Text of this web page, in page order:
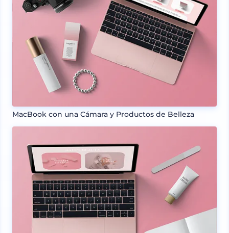
MacBook con una Cámara y Productos de Belleza